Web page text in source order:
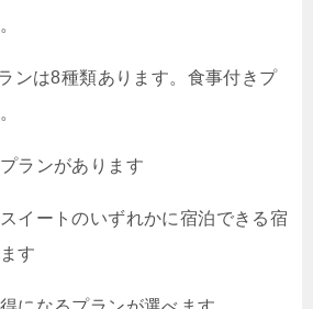
ンは8種類あります。食事付きプ
ランがあります
イートのいずれかに宿泊できる宿
す